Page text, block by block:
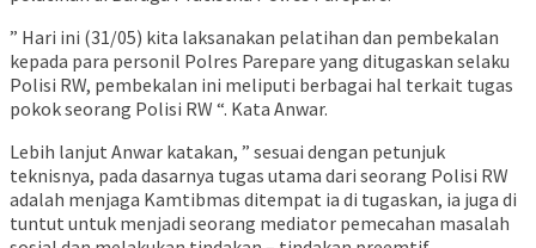
” Hari ini (31/05) kita laksanakan pelatihan dan pembekalan
kepada para personil Polres Parepare yang ditugaskan selaku
Polisi RW, pembekalan ini meliputi berbagai hal terkait tugas
pokok seorang Polisi RW “. Kata Anwar.
Lebih lanjut Anwar katakan, ” sesuai dengan petunjuk
teknisnya, pada dasarnya tugas utama dari seorang Polisi RW
adalah menjaga Kamtibmas ditempat ia di tugaskan, ia juga di
tuntut untuk menjadi seorang mediator pemecahan masalah